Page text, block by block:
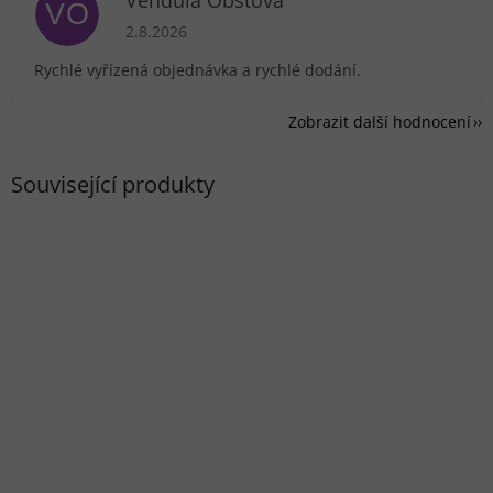
Související produkty
VO Hodnocení obchodu je 5 z 5 hvězdiček.
2.8.2026
Rychlé vyřízená objednávka a rychlé dodání.
Zobrazit další hodnocení